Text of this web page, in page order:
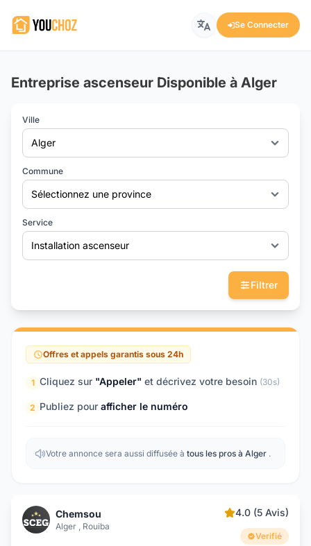
Se Connecter
Entreprise ascenseur Disponible à Alger
Ville
Alger
Commune
Sélectionnez une province
Service
Installation ascenseur
Filtrer
Offres et appels garantis sous 24h
1 Cliquez sur "Appeler" et décrivez votre besoin (30s)
2 Publiez pour afficher le numéro
Votre annonce sera aussi diffusée à tous les pros à Alger .
Chemsou
Alger , Rouiba
4.0 (5 Avis)
Verifié